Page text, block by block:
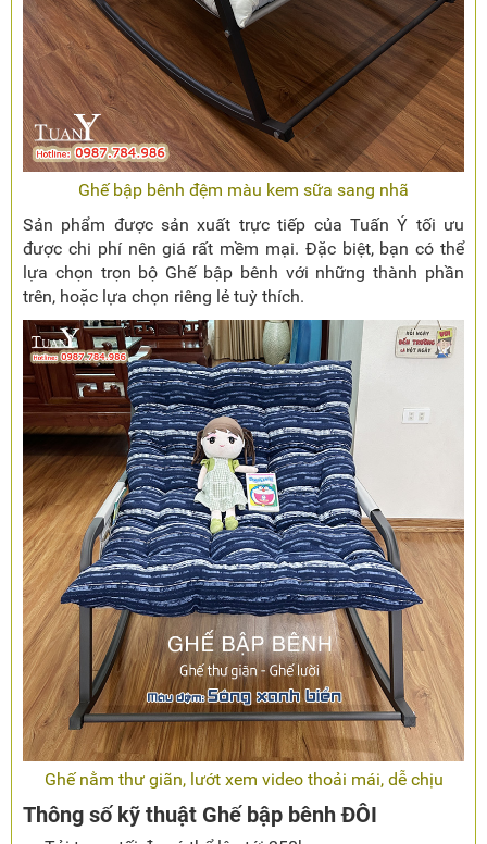
Ghế bập bênh đệm màu kem sữa sang nhã
Sản phẩm được sản xuất trực tiếp của Tuấn Ý tối ưu
được chi phí nên giá rất mềm mại. Đặc biệt, bạn có thể
lựa chọn trọn bộ Ghế bập bênh với những thành phần
trên, hoặc lựa chọn riêng lẻ tuỳ thích.
Ghế nằm thư giãn, lướt xem video thoải mái, dễ chịu
Thông số kỹ thuật Ghế bập bênh ĐÔI